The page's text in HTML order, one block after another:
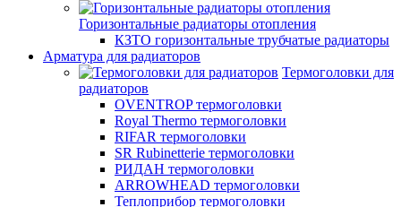
Горизонтальные радиаторы отопления
КЗТО горизонтальные трубчатые радиаторы
Арматура для радиаторов
Термоголовки для
радиаторов
OVENTROP термоголовки
Royal Thermo термоголовки
RIFAR термоголовки
SR Rubinetterie термоголовки
РИДАН термоголовки
ARROWHEAD термоголовки
Теплоприбор термоголовки